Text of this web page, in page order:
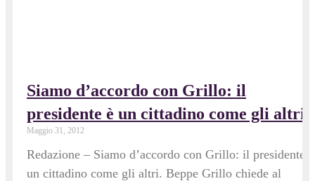
Siamo d’accordo con Grillo: il
presidente è un cittadino come gli altri.
Maggio 31, 2012
Redazione – Siamo d’accordo con Grillo: il presidente è
un cittadino come gli altri. Beppe Grillo chiede al